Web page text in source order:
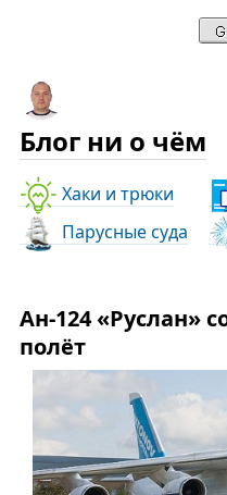
Блог ни о чём
Хаки и трюки
Парусные суда
Ан-124 «Руслан»
полёт